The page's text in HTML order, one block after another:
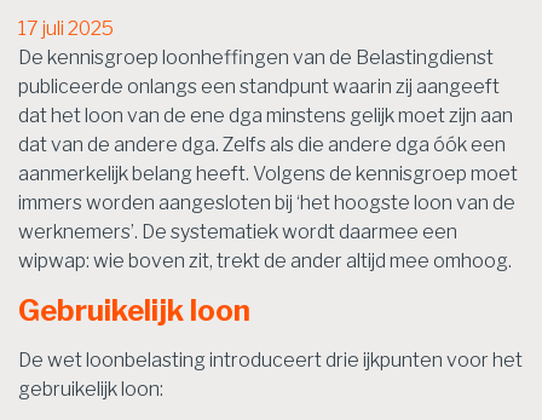
17 juli 2025
De kennisgroep loonheffingen van de Belastingdienst
publiceerde onlangs een standpunt waarin zij aangeeft
dat het loon van de ene dga minstens gelijk moet zijn aan
dat van de andere dga. Zelfs als die andere dga óók een
aanmerkelijk belang heeft. Volgens de kennisgroep moet
immers worden aangesloten bij ‘het hoogste loon van de
werknemers’. De systematiek wordt daarmee een
wipwap: wie boven zit, trekt de ander altijd mee omhoog.
Gebruikelijk loon
De wet loonbelasting introduceert drie ijkpunten voor het
gebruikelijk loon: